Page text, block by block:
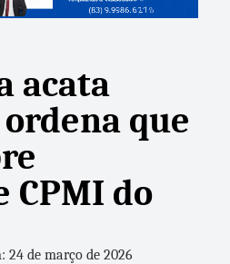
acata
que
CPMI do
24 de março de 2026